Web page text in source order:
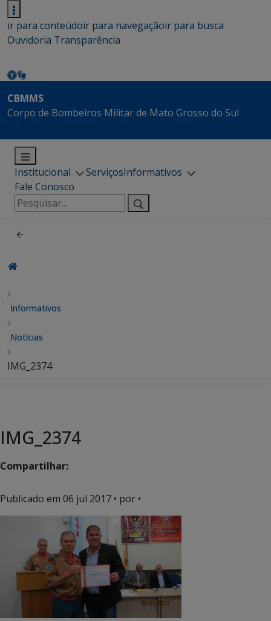
ir para conteúdoir para navegaçãoir para busca
Ouvidoria Transparência
CBMMS
Corpo de Bombeiros Militar de Mato Grosso do Sul
Institucional ServiçosInformativos
Fale Conosco
Pesquisar
por:
Informativos
Notícias
IMG_2374
IMG_2374
Compartilhar:
Publicado em 06 jul 2017 • por •